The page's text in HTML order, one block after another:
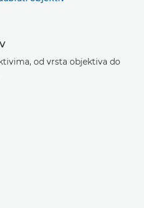
od vrsta objektiva do